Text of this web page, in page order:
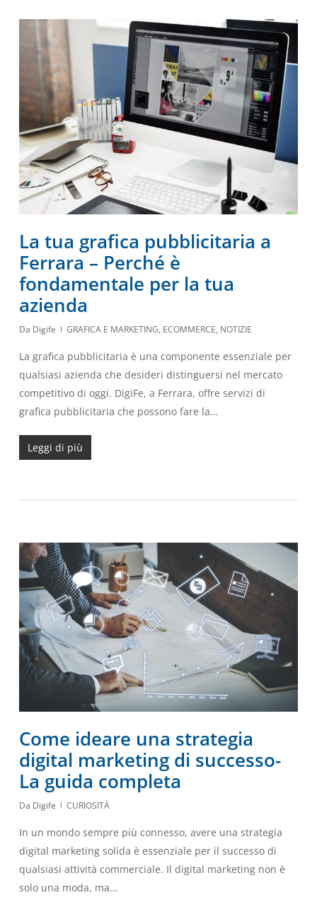
La tua grafica pubblicitaria a
Ferrara – Perché è
fondamentale per la tua
azienda
Da Digife GRAFICA E MARKETING, ECOMMERCE, NOTIZIE
La grafica pubblicitaria è una componente essenziale per
qualsiasi azienda che desideri distinguersi nel mercato
competitivo di oggi. DigiFe, a Ferrara, offre servizi di
grafica pubblicitaria che possono fare la…
Leggi di più
Come ideare una strategia
digital marketing di successo-
La guida completa
Da Digife CURIOSITÀ
In un mondo sempre più connesso, avere una strategia
digital marketing solida è essenziale per il successo di
qualsiasi attività commerciale. Il digital marketing non è
solo una moda, ma…